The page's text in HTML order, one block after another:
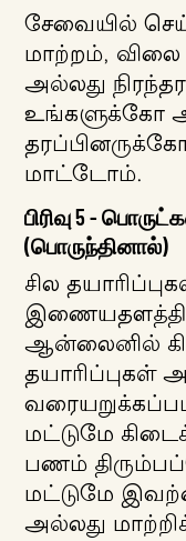
சேவையில்
மாற்றம், விலை
அல்லது
உங்களுக்கோ
மாட்டோம்.
பிரிவு 5 -
(பொருந்தினால்)
சில
ஆன்லைனில்
தயாரிப்புகள்
மட்டுமே
பணம்
மட்டுமே
அல்லது